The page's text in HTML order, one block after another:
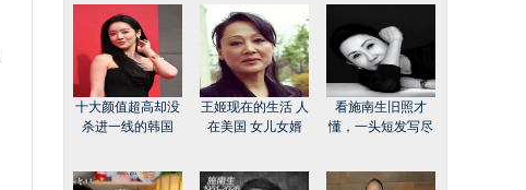
十大颜值超高却没
杀进一线的韩国
王姬现在的生活 人
在美国 女儿女婿
看施南生旧照才
懂，一头短发写尽